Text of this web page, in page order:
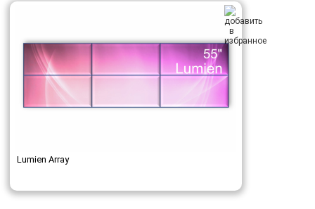
Lumien Array